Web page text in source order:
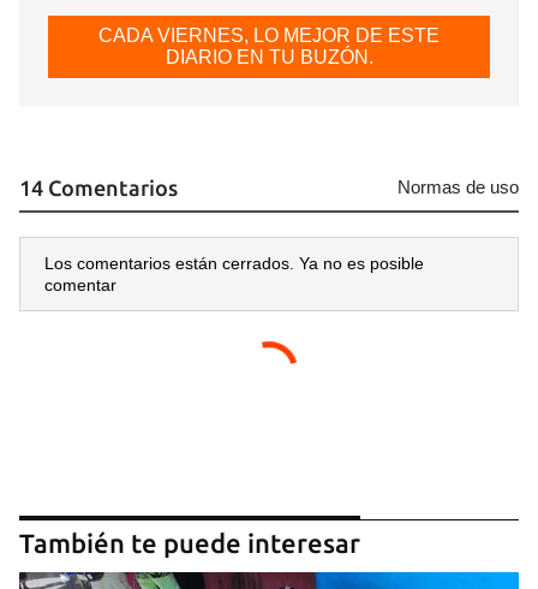
CADA VIERNES, LO MEJOR DE ESTE
DIARIO EN TU BUZÓN.
14 Comentarios Normas de uso
Los comentarios están cerrados. Ya no es posible
comentar
También te puede interesar